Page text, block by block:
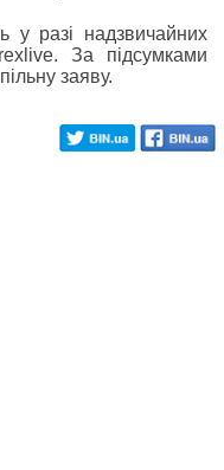
у разі надзвичайних
За підсумками
заяву.